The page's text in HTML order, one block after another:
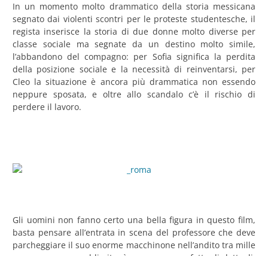
In un momento molto drammatico della storia messicana
segnato dai violenti scontri per le proteste studentesche, il
regista inserisce la storia di due donne molto diverse per
classe sociale ma segnate da un destino molto simile,
l’abbandono del compagno: per Sofia significa la perdita
della posizione sociale e la necessità di reinventarsi, per
Cleo la situazione è ancora più drammatica non essendo
neppure sposata, e oltre allo scandalo c’è il rischio di
perdere il lavoro.
Gli uomini non fanno certo una bella figura in questo film,
basta pensare all’entrata in scena del professore che deve
parcheggiare il suo enorme macchinone nell’andito tra mille